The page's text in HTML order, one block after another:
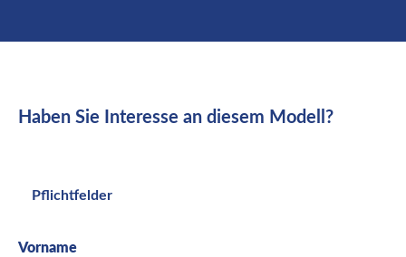
Haben Sie Interesse an diesem Modell?
Pflichtfelder
Vorname